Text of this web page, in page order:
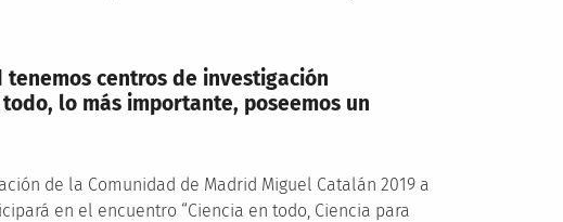
tenemos centros de investigación
lo más importante, poseemos un
de la Comunidad de Madrid Miguel Catalán 2019 a
en el encuentro “Ciencia en todo, Ciencia para